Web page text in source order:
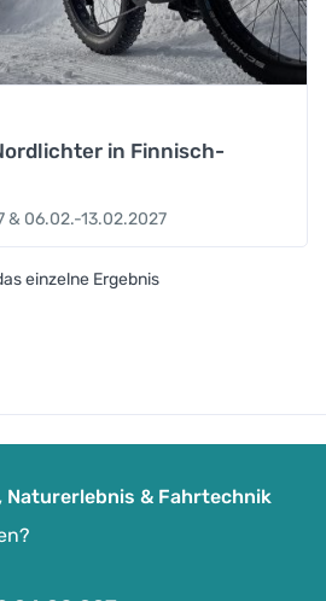
in Finnisch-
& 06.02.-13.02.2027
einzelne Ergebnis
Naturerlebnis & Fahrtechnik